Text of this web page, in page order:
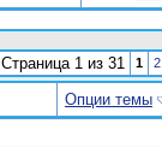
Страница 1 из 31 1 2
Опции темы